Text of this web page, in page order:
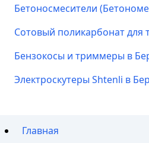
Бетоносмесители
Сотовый поликарбонат для
Бензокосы и триммеры в
Электроскутеры Shtenli в
Главная